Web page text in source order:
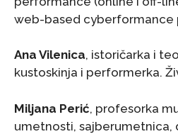
web-based cyberformance
Ana Vilenica, istoričarka i
kustoskinja i performerka.
Miljana Perić, profesorka
umetnosti, sajberumetnica,